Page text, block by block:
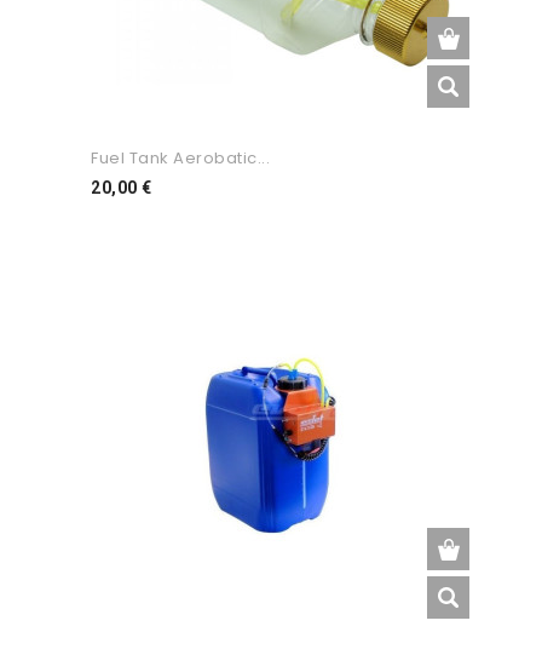
Fuel Tank Aerobatic...
20,00 €Preço